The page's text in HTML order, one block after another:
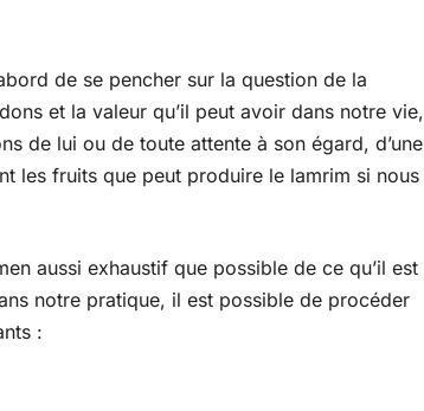
de se pencher sur la question de la
et la valeur qu’il peut avoir dans notre vie,
de lui ou de toute attente à son égard, d’une
les fruits que peut produire le lamrim si nous
aussi exhaustif que possible de ce qu’il est
notre pratique, il est possible de procéder
: